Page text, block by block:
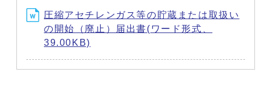
圧縮アセチレンガス等の貯蔵または取扱い
の開始（廃止）届出書(ワード形式、
39.00KB)